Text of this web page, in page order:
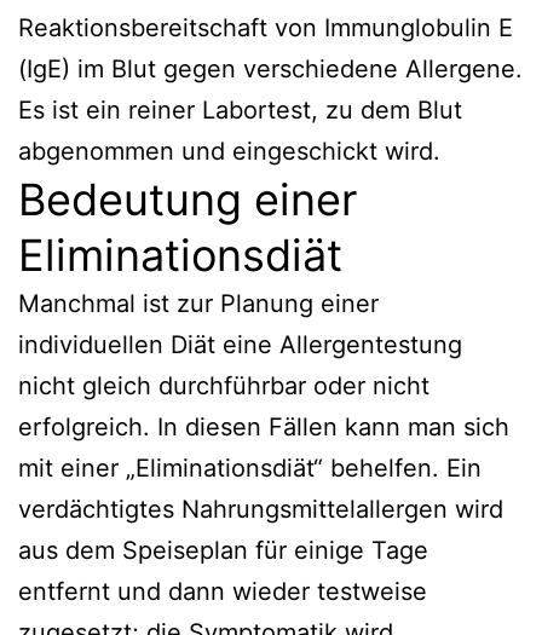
Reaktionsbereitschaft von Immunglobulin E
(IgE) im Blut gegen verschiedene Allergene.
Es ist ein reiner Labortest, zu dem Blut
abgenommen und eingeschickt wird.
Bedeutung einer
Eliminationsdiät
Manchmal ist zur Planung einer
individuellen Diät eine Allergentestung
nicht gleich durchführbar oder nicht
erfolgreich. In diesen Fällen kann man sich
mit einer „Eliminationsdiät“ behelfen. Ein
verdächtigtes Nahrungsmittelallergen wird
aus dem Speiseplan für einige Tage
entfernt und dann wieder testweise